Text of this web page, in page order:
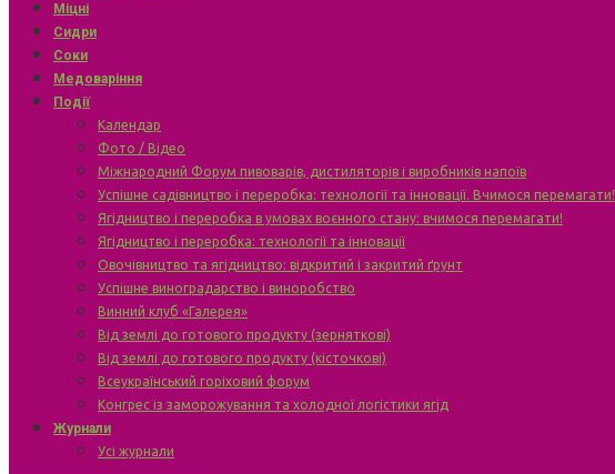
Міцні
Сидри
Соки
Медоваріння
Події
Календар
Фото / Відео
Міжнародний Форум пивоварів, дистиляторів і виробників напоїв
Успішне садівництво і переробка: технології та інновації. Вчимося перемагати!
Ягідництво і переробка в умовах воєнного стану: вчимося перемагати!
Ягідництво і переробка: технології та інновації
Овочівництво та ягідництво: відкритий і закритий ґрунт
Успішне виноградарство і виноробство
Винний клуб «Галерея»
Від землі до готового продукту (зерняткові)
Від землі до готового продукту (кісточкові)
Всеукраїнський горіховий форум
Конгрес із заморожування та холодної логістики ягід
Журнали
Усі журнали